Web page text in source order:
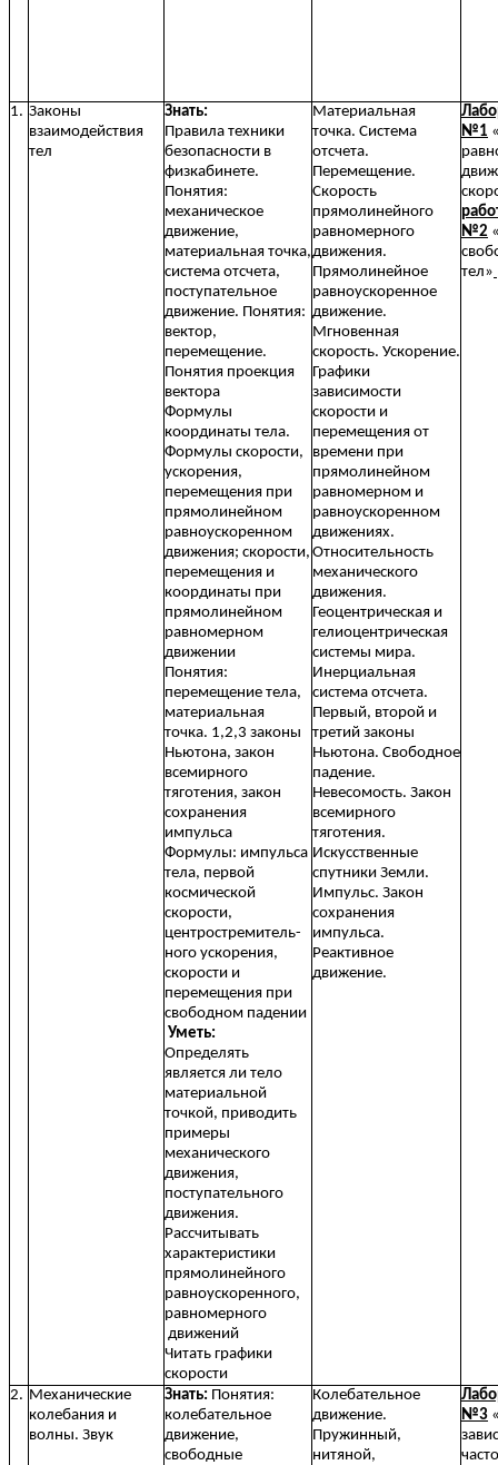
1. Законы
взаимодействия
тел
Знать:
Правила техники
безопасности в
физкабинете.
Понятия:
механическое
движение,
материальная точка,
система отсчета,
поступательное
движение. Понятия:
вектор,
перемещение.
Понятия проекция
вектора
Формулы
координаты тела.
Формулы скорости,
ускорения,
перемещения при
прямолинейном
равноускоренном
движения; скорости,
перемещения и
координаты при
прямолинейном
равномерном
движении
Понятия:
перемещение тела,
материальная
точка. 1,2,3 законы
Ньютона, закон
всемирного
тяготения, закон
сохранения
импульса
Формулы: импульса
тела, первой
космической
скорости,
центростремитель-
ного ускорения,
скорости и
перемещения при
свободном падении
Уметь:
Определять
является ли тело
материальной
точкой, приводить
примеры
механического
движения,
поступательного
движения.
Рассчитывать
характеристики
прямолинейного
равноускоренного,
равномерного
движений
Читать графики
скорости
Материальная
точка. Система
отсчета.
Перемещение.
Скорость
прямолинейного
равномерного
движения.
Прямолинейное
равноускоренное
движение.
Мгновенная
скорость. Ускорение.
Графики
зависимости
скорости и
перемещения от
времени при
прямолинейном
равномерном и
равноускоренном
движениях.
Относительность
механического
движения.
Геоцентрическая и
гелиоцентрическая
системы мира.
Инерциальная
система отсчета.
Первый, второй и
третий законы
Ньютона. Свободное
падение.
Невесомость. Закон
всемирного
тяготения.
Искусственные
спутники Земли.
Импульс. Закон
сохранения
импульса.
Реактивное
движение.
№1
№2
тел»
2. Механические
колебания и
волны. Звук
Знать: Понятия:
колебательное
движение,
свободные
Колебательное
движение.
Пружинный,
нитяной,
№3